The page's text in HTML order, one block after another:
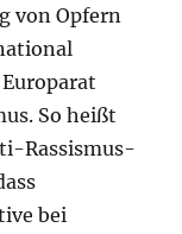
von Opfern
So heißt
Rassismus-
bei